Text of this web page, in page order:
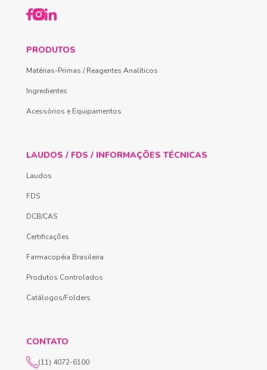
PRODUTOS
Matérias-Primas / Reagentes Analíticos
Ingredientes
Acessórios e Equipamentos
LAUDOS / FDS / INFORMAÇÕES TÉCNICAS
Laudos
FDS
DCB/CAS
Certificações
Farmacopéia Brasileira
Produtos Controlados
Catálogos/Folders
CONTATO
(11) 4072-6100